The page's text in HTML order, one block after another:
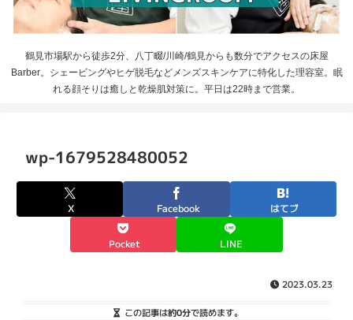
鶴見市場駅から徒歩2分、八丁畷/川崎/鶴見からも数分でアクセスの床屋
Barber。シェービングやヒゲ脱毛などメンズスキンケアに特化した理容室。眠
れる顔そりは癒しと乾燥肌対策に。平日は22時まで営業。
wp-1679528480052
X Facebook はてブ
Pocket LINE
2023.03.23
この記事は約0分で読めます。